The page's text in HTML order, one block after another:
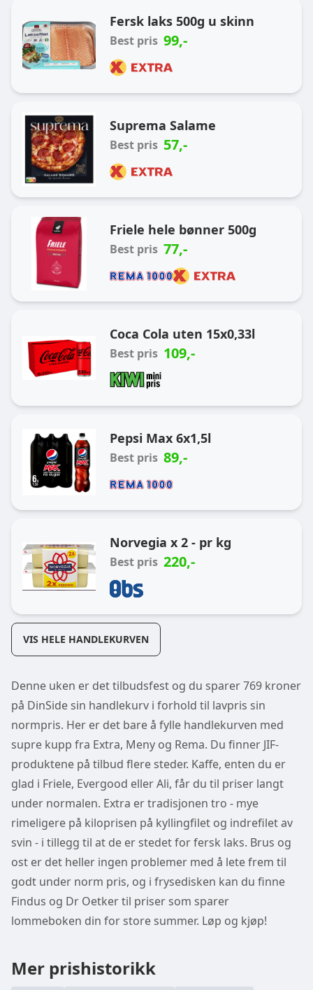
Fersk laks 500g u skinn
Best pris 99,-
Suprema Salame
Best pris 57,-
Friele hele bønner 500g
Best pris 77,-
Coca Cola uten 15x0,33l
Best pris 109,-
Pepsi Max 6x1,5l
Best pris 89,-
Norvegia x 2 - pr kg
Best pris 220,-
VIS HELE HANDLEKURVEN
Denne uken er det tilbudsfest og du sparer 769 kroner
på DinSide sin handlekurv i forhold til lavpris sin
normpris. Her er det bare å fylle handlekurven med
supre kupp fra Extra, Meny og Rema. Du finner JIF-
produktene på tilbud flere steder. Kaffe, enten du er
glad i Friele, Evergood eller Ali, får du til priser langt
under normalen. Extra er tradisjonen tro - mye
rimeligere på kiloprisen på kyllingfilet og indrefilet av
svin - i tillegg til at de er stedet for fersk laks. Brus og
ost er det heller ingen problemer med å lete frem til
godt under norm pris, og i frysedisken kan du finne
Findus og Dr Oetker til priser som sparer
lommeboken din for store summer. Løp og kjøp!
Mer prishistorikk